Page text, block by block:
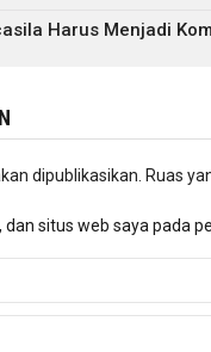
Harus Menjadi
dipublikasikan. Ruas
situs web saya pada